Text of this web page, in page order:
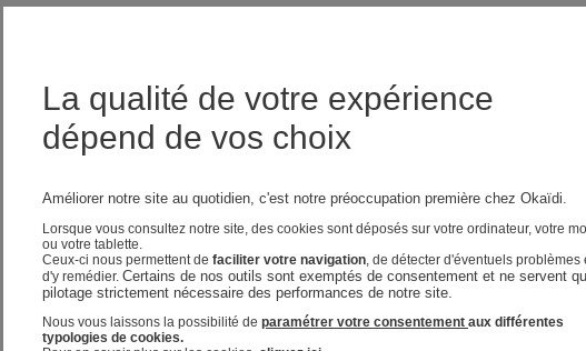
La qualité de votre expérience
dépend de vos choix
Améliorer notre site au quotidien, c'est notre préoccupation première chez Okaïdi.
Lorsque vous consultez notre site, des cookies sont déposés sur votre ordinateur, votre
ou votre tablette.
Ceux-ci nous permettent de faciliter votre navigation, de détecter d'éventuels problèmes
d'y remédier. Certains de nos outils sont exemptés de consentement et ne servent
pilotage strictement nécessaire des performances de notre site.
Nous vous laissons la possibilité de paramétrer votre consentement aux différentes
typologies de cookies.